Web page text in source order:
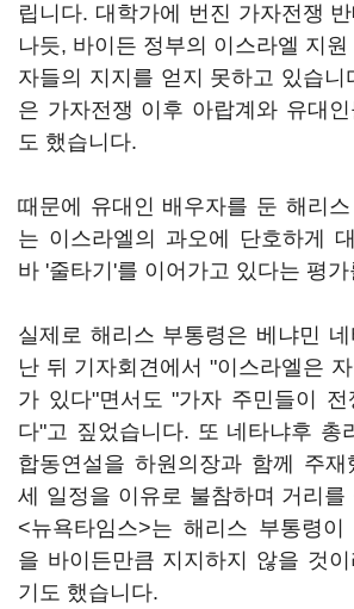
립니다. 대학가에 번진 가자전쟁
나듯, 바이든 정부의 이스라엘 지
자들의 지지를 얻지 못하고 있습니
은 가자전쟁 이후 아랍계와 유대인
도 했습니다.
때문에 유대인 배우자를 둔 해리스
는 이스라엘의 과오에 단호하게
바 '줄타기'를 이어가고 있다는 평
실제로 해리스 부통령은 베냐민
난 뒤 기자회견에서 "이스라엘은
가 있다"면서도 "가자 주민들이
다"고 짚었습니다. 또 네타냐후 총
합동연설을 하원의장과 함께 주
세 일정을 이유로 불참하며 거리를
<뉴욕타임스>는 해리스 부통령이
을 바이든만큼 지지하지 않을 것
기도 했습니다.